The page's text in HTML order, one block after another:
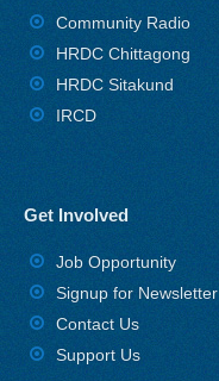
Community Radio
HRDC Chittagong
HRDC Sitakund
IRCD
Get Involved
Job Opportunity
Signup for Newsletter
Contact Us
Support Us